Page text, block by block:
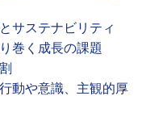
サステナビリティ
巻く成長の課題
動や意識、主観的厚